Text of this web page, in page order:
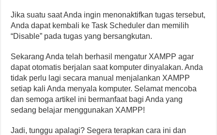
Jika suatu saat Anda ingin menonaktifkan tugas tersebut,
Anda dapat kembali ke Task Scheduler dan memilih
“Disable” pada tugas yang bersangkutan.
Sekarang Anda telah berhasil mengatur XAMPP agar
dapat otomatis berjalan saat komputer dinyalakan. Anda
tidak perlu lagi secara manual menjalankan XAMPP
setiap kali Anda menyala komputer. Selamat mencoba
dan semoga artikel ini bermanfaat bagi Anda yang
sedang belajar menggunakan XAMPP!
Jadi, tunggu apalagi? Segera terapkan cara ini dan